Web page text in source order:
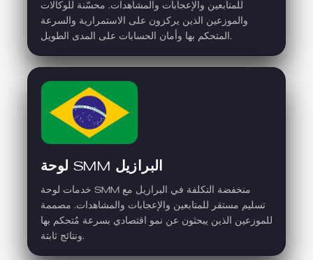
للمتابعين والإعجابات والمشاهدات. محسّنة للوكالات
والموزعين الذين يركزون على الاستمرارية والسرعة
المتحكم بها وأمان الحسابات على المدى الطويل.
لوحة SMM البرازيل
خدمات لوحة SMM منخفضة التكلفة في البرازيل مع
تسليم مستقر للمتابعين والإعجابات والمشاهدات. مصممة
للموزعين الذين يبحثون عن نمو اقتصادي بسرعة مُتحكم بها
ونتائج ثابتة.